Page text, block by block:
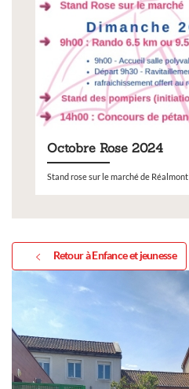
Octobre Rose 2024
Stand rose sur le marché de Réalmont
Retour à Enfance et jeunesse